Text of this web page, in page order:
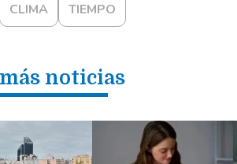
CLIMA TIEMPO
noticias